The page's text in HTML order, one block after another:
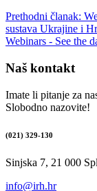
Prethodni članak:
sustava Ukrajine i
Webinars - See the
Naš kontakt
Imate li pitanje za
Slobodno nazovite!
(021) 329-130
Sinjska 7, 21 000
info@irh.hr